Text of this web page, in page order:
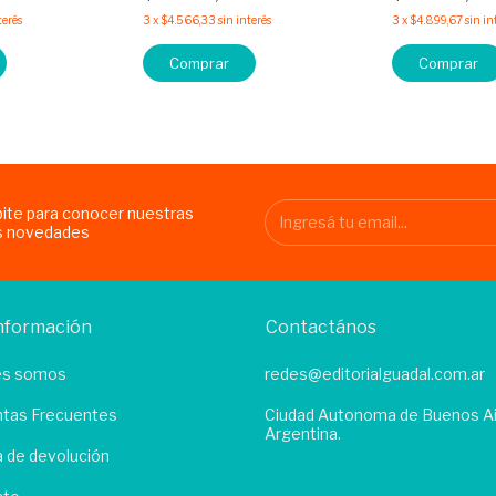
3 x$4.566,33 sin interés
Comprar
3 x$4.899,67sin
Comprar
para conocer nuestras
novedades
somos
Frecuentes
de devolución
Contactános
redes@editorialguadal.com.ar
Ciudad Autonoma de Buenos
Argentina.